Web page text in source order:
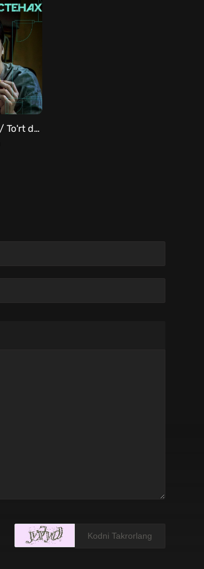
Devorma devor / To'rt devor orasida / 84 m2 Uzbek Tilida